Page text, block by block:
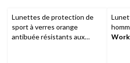
Lunettes de protection de
sport à verres orange
antibuée résistants aux